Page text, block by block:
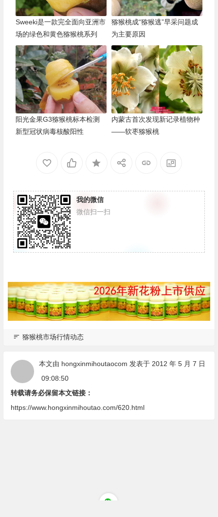
Sweeki是一款完全面向亚洲市
场的绿色和黄色猕猴桃系列
猕猴桃成“猕猴逃”早采问题成
为主要原因
阳光金果G3猕猴桃标本检测
新型冠状病毒核酸阳性
内蒙古首次发现新记录植物种
——软枣猕猴桃
我的微信
微信扫一扫
猕猴桃市场行情动态
本文由 hongxinmihoutaocom 发表于 2012 年 5 月 7 日
09:08:50
转载请务必保留本文链接：
https://www.hongxinmihoutao.com/620.html